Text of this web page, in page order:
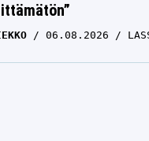
06.08.2026